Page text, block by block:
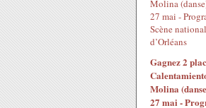
Gagnez 2
Molina
27 mai -